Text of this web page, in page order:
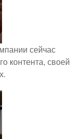
сейчас
контента, своей